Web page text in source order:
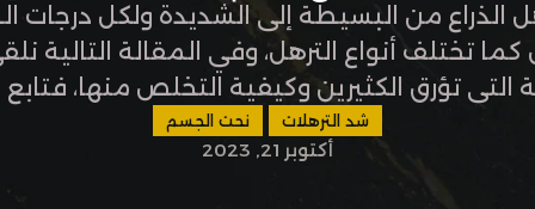
الذراع من البسيطة إلى الشديدة ولكل درجات
تختلف أنواع الترهل، وفي المقالة التالية
التي تؤرق الكثيرين وكيفية التخلص منها،
درجات ترهل الذراع توجد أربع درجات من
حسب نسبة الجلد …
شد الترهلات نحت الجسم
أكتوبر 21, 2023